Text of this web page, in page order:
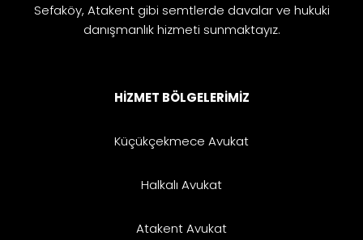
Sefaköy, Atakent gibi semtlerde davalar ve hukuki
danışmanlık hizmeti sunmaktayız.
HİZMET BÖLGELERİMİZ
Küçükçekmece Avukat
Halkalı Avukat
Atakent Avukat